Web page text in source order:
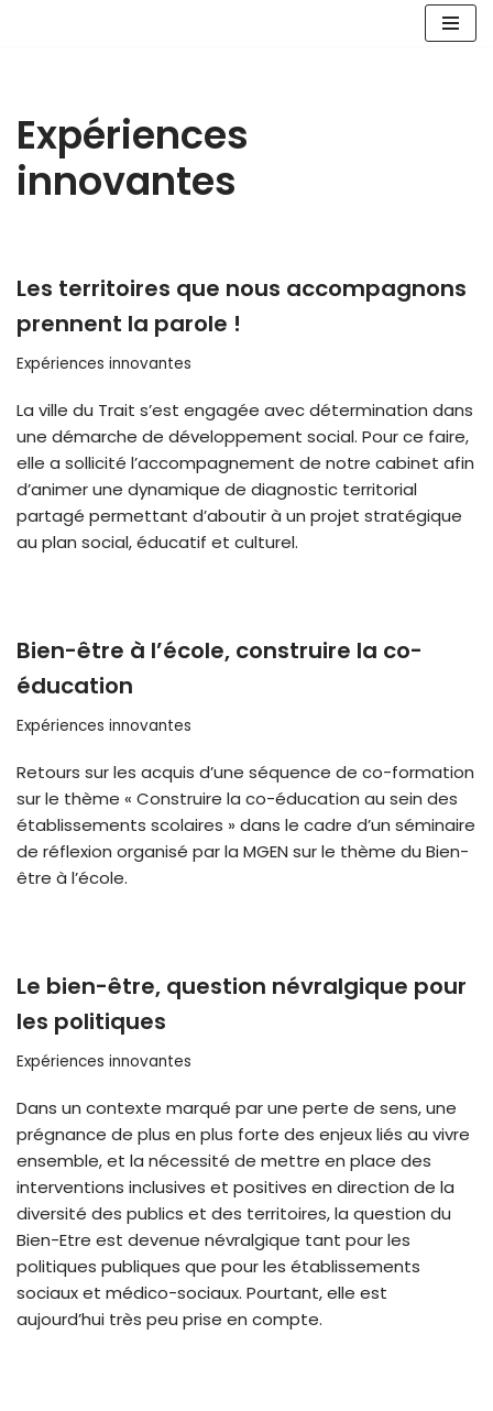
Expériences
innovantes
Les territoires que nous accompagnons
prennent la parole !
Expériences innovantes
La ville du Trait s’est engagée avec détermination dans
une démarche de développement social. Pour ce faire,
elle a sollicité l’accompagnement de notre cabinet afin
d’animer une dynamique de diagnostic territorial
partagé permettant d’aboutir à un projet stratégique
au plan social, éducatif et culturel.
Bien-être à l’école, construire la co-
éducation
Expériences innovantes
Retours sur les acquis d’une séquence de co-formation
sur le thème « Construire la co-éducation au sein des
établissements scolaires » dans le cadre d’un séminaire
de réflexion organisé par la MGEN sur le thème du Bien-
être à l’école.
Le bien-être, question névralgique pour
les politiques
Expériences innovantes
Dans un contexte marqué par une perte de sens, une
prégnance de plus en plus forte des enjeux liés au vivre
ensemble, et la nécessité de mettre en place des
interventions inclusives et positives en direction de la
diversité des publics et des territoires, la question du
Bien-Etre est devenue névralgique tant pour les
politiques publiques que pour les établissements
sociaux et médico-sociaux. Pourtant, elle est
aujourd’hui très peu prise en compte.